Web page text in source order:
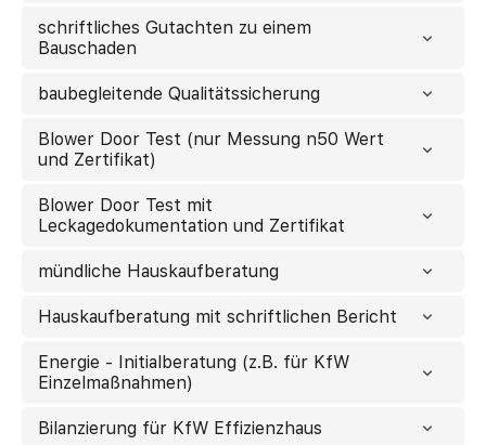
schriftliches Gutachten zu einem
Bauschaden
baubegleitende Qualitätssicherung
Blower Door Test (nur Messung n50 Wert
und Zertifikat)
Blower Door Test mit
Leckagedokumentation und Zertifikat
mündliche Hauskaufberatung
Hauskaufberatung mit schriftlichen Bericht
Energie - Initialberatung (z.B. für KfW
Einzelmaßnahmen)
Bilanzierung für KfW Effizienzhaus